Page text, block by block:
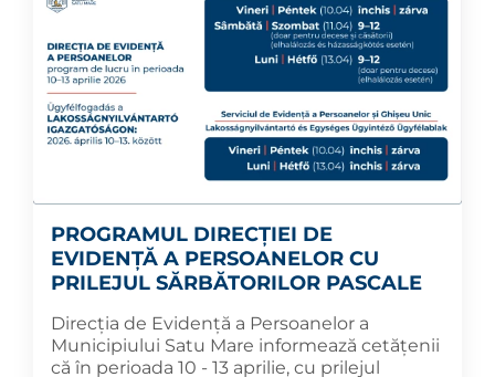
PROGRAMUL DIRECȚIEI DE
EVIDENȚĂ A PERSOANELOR CU
PRILEJUL SĂRBĂTORILOR PASCALE
Direcția de Evidență a Persoanelor a
Municipiului Satu Mare informează cetățenii
că în perioada 10 - 13 aprilie, cu prilejul